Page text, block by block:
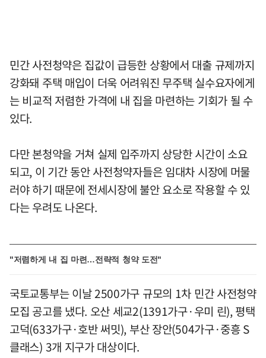
민간 사전청약은 집값이 급등한 상황에서 대출 규제까지
강화돼 주택 매입이 더욱 어려워진 무주택 실수요자에게
는 비교적 저렴한 가격에 내 집을 마련하는 기회가 될 수
있다.
다만 본청약을 거쳐 실제 입주까지 상당한 시간이 소요
되고, 이 기간 동안 사전청약자들은 임대차 시장에 머물
러야 하기 때문에 전세시장에 불안 요소로 작용할 수 있
다는 우려도 나온다.
"저렴하게 내 집 마련…전략적 청약 도전"
국토교통부는 이날 2500가구 규모의 1차 민간 사전청약
모집 공고를 냈다. 오산 세교2(1391가구·우미 린), 평택
고덕(633가구·호반 써밋), 부산 장안(504가구·중흥 S
클래스) 3개 지구가 대상이다.